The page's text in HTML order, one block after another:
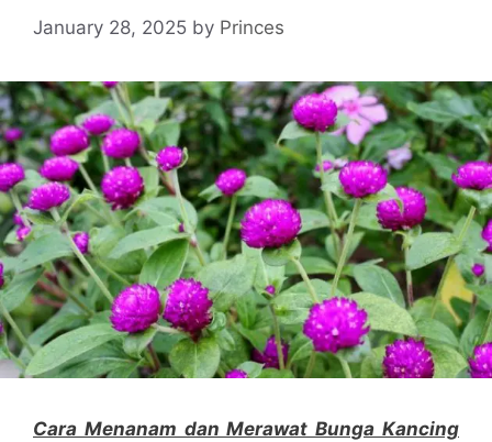
January 28, 2025 by Princes
Cara Menanam dan Merawat Bunga Kancing